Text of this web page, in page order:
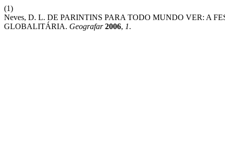
(1)
Neves, D. L. DE PARINTINS PARA TODO MUNDO VER: A
GLOBALITÁRIA. Geografar 2006, 1.